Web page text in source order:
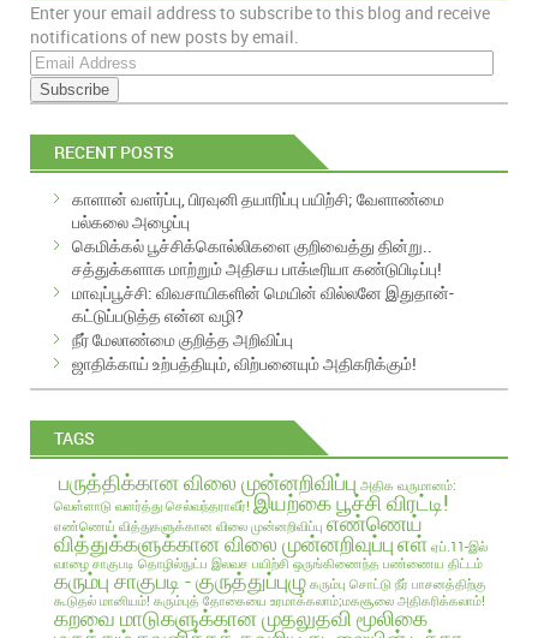
EMAIL
Enter your email address to subscribe to this blog and receive
notifications of new posts by email.
E
m
a
i
A
RECENT POSTS
காளான் வளர்ப்பு, பிரவுனி தயாரிப்பு பயிற்சி; வேளாண்மை
பல்கலை அழைப்பு
கெமிக்கல் பூச்சிக்கொல்லிகளை குறிவைத்து தின்று..
சத்துக்களாக மாற்றும் அதிசய பாக்டீரியா கண்டுபிடிப்பு!
மாவுப்பூச்சி: விவசாயிகளின் மெயின் வில்லனே இதுதான்-
கட்டுப்படுத்த என்ன வழி?
நீர் மேலாண்மை குறித்த அறிவிப்பு
ஜாதிக்காய் உற்பத்தியும், விற்பனையும் அதிகரிக்கும்!
TAGS
பருத்திக்கான விலை முன்னறிவிப்பு அதிக வருமானம்:
வெள்ளாடு வளர்த்து செல்வந்தராவீர்! இயற்கை பூச்சி விரட்டி!
எண்ணெய் வித்துகளுக்கான விலை முன்னறிவிப்பு எண்ணெய்
வித்துக்களுக்கான விலை முன்னறிவுப்புஎள் ஏப்.11-இல்
வாழை சாகுபடி தொழில்நுட்ப இலவச பயிற்சி ஒருங்கிணைந்த பண்ணைய திட்டம்
கரும்பு சாகுபடி - குருத்துப்புழு கரும்பு சொட்டு நீர் பாசனத்திற்கு
கூடுதல் மானியம்! கரும்புத் தோகையை உரமாக்கலாம்;மகசூலை அதிகரிக்கலாம்!
கறவை மாடுகளுக்கான முதலுதவி மூலிகை